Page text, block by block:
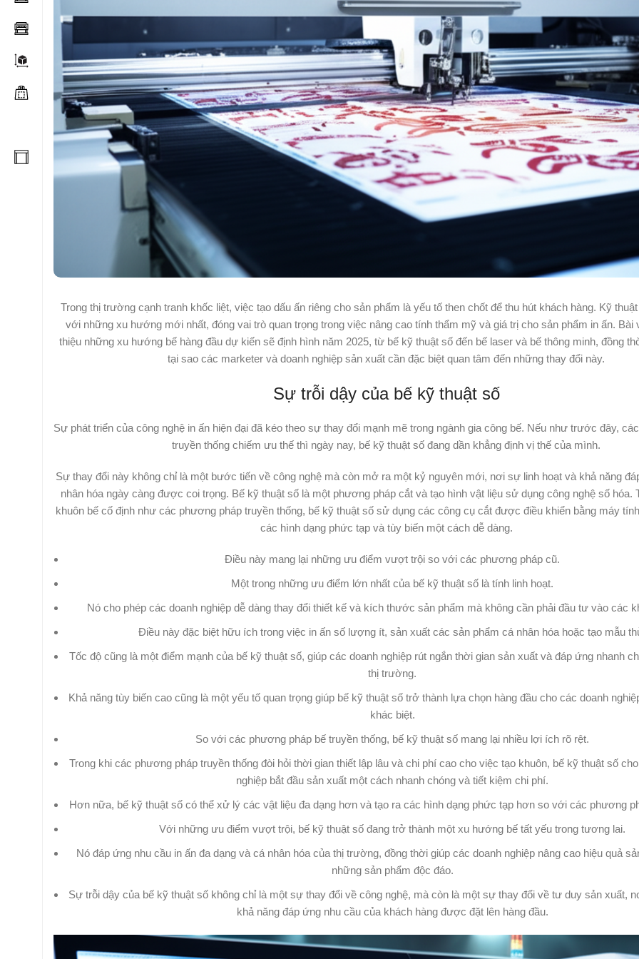
Trong thị trường cạnh tranh khốc liệt, việc tạo dấu ấn riêng cho sản phẩm là yếu tố then chốt để thu hút khách hàng. Kỹ
với những xu hướng mới nhất, đóng vai trò quan trọng trong việc nâng cao tính thẩm mỹ và giá trị cho sản phẩm in ấn. Bài
thiệu những xu hướng bế hàng đầu dự kiến sẽ định hình năm 2025, từ bế kỹ thuật số đến bế laser và bế thông minh, đồng
tại sao các marketer và doanh nghiệp sản xuất cần đặc biệt quan tâm đến những thay đổi này.
Sự trỗi dậy của bế kỹ thuật số
Sự phát triển của công nghệ in ấn hiện đại đã kéo theo sự thay đổi mạnh mẽ trong ngành gia công bế. Nếu như trước đây,
truyền thống chiếm ưu thế thì ngày nay, bế kỹ thuật số đang dần khẳng định vị thế của mình.
Sự thay đổi này không chỉ là một bước tiến về công nghệ mà còn mở ra một kỷ nguyên mới, nơi sự linh hoạt và khả năng
nhân hóa ngày càng được coi trọng. Bế kỹ thuật số là một phương pháp cắt và tạo hình vật liệu sử dụng công nghệ số hóa.
khuôn bế cố định như các phương pháp truyền thống, bế kỹ thuật số sử dụng các công cụ cắt được điều khiển bằng máy
các hình dạng phức tạp và tùy biến một cách dễ dàng.
Điều này mang lại những ưu điểm vượt trội so với các phương pháp cũ.
Một trong những ưu điểm lớn nhất của bế kỹ thuật số là tính linh hoạt.
Nó cho phép các doanh nghiệp dễ dàng thay đổi thiết kế và kích thước sản phẩm mà không cần phải đầu tư vào các
Điều này đặc biệt hữu ích trong việc in ấn số lượng ít, sản xuất các sản phẩm cá nhân hóa hoặc tạo mẫu
Tốc độ cũng là một điểm mạnh của bế kỹ thuật số, giúp các doanh nghiệp rút ngắn thời gian sản xuất và đáp ứng nhanh
thị trường.
Khả năng tùy biến cao cũng là một yếu tố quan trọng giúp bế kỹ thuật số trở thành lựa chọn hàng đầu cho các doanh
khác biệt.
So với các phương pháp bế truyền thống, bế kỹ thuật số mang lại nhiều lợi ích rõ rệt.
Trong khi các phương pháp truyền thống đòi hỏi thời gian thiết lập lâu và chi phí cao cho việc tạo khuôn, bế kỹ thuật số
nghiệp bắt đầu sản xuất một cách nhanh chóng và tiết kiệm chi phí.
Hơn nữa, bế kỹ thuật số có thể xử lý các vật liệu đa dạng hơn và tạo ra các hình dạng phức tạp hơn so với các phương
Với những ưu điểm vượt trội, bế kỹ thuật số đang trở thành một xu hướng bế tất yếu trong tương lai.
Nó đáp ứng nhu cầu in ấn đa dạng và cá nhân hóa của thị trường, đồng thời giúp các doanh nghiệp nâng cao hiệu quả
những sản phẩm độc đáo.
Sự trỗi dậy của bế kỹ thuật số không chỉ là một sự thay đổi về công nghệ, mà còn là một sự thay đổi về tư duy sản xuất,
khả năng đáp ứng nhu cầu của khách hàng được đặt lên hàng đầu.